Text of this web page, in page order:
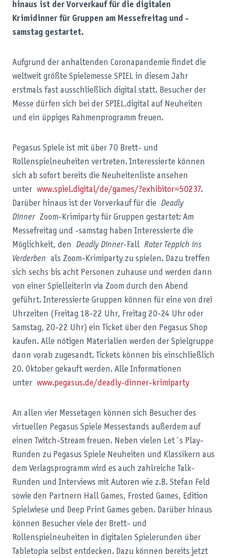
hinaus ist der Vorverkauf für die digitalen
Krimidinner für Gruppen am Messefreitag und -
samstag gestartet.
Aufgrund der anhaltenden Coronapandemie findet die
weltweit größte Spielemesse SPIEL in diesem Jahr
erstmals fast ausschließlich digital statt. Besucher der
Messe dürfen sich bei der SPIEL.digital auf Neuheiten
und ein üppiges Rahmenprogramm freuen.
Pegasus Spiele ist mit über 70 Brett- und
Rollenspielneuheiten vertreten. Interessierte können
sich ab sofort bereits die Neuheitenliste ansehen
unter www.spiel.digital/de/games/?exhibitor=50237.
Darüber hinaus ist der Vorverkauf für die Deadly
DinnerZoom-Krimiparty für Gruppen gestartet: Am
Messefreitag und -samstag haben Interessierte die
Möglichkeit, den Deadly Dinner-Fall Roter Teppich ins
Verderben als Zoom-Krimiparty zu spielen. Dazu treffen
sich sechs bis acht Personen zuhause und werden dann
von einer Spielleiterin via Zoom durch den Abend
geführt. Interessierte Gruppen können für eine von drei
Uhrzeiten (Freitag 18-22 Uhr, Freitag 20-24 Uhr oder
Samstag, 20-22 Uhr) ein Ticket über den Pegasus Shop
kaufen. Alle nötigen Materialien werden der Spielgruppe
dann vorab zugesandt. Tickets können bis einschließlich
20. Oktober gekauft werden. Alle Informationen
unter www.pegasus.de/deadly-dinner-krimiparty
An allen vier Messetagen können sich Besucher des
virtuellen Pegasus Spiele Messestands außerdem auf
einen Twitch-Stream freuen. Neben vielen Let´s Play-
Runden zu Pegasus Spiele Neuheiten und Klassikern aus
dem Verlagsprogramm wird es auch zahlreiche Talk-
Runden und Interviews mit Autoren wie z.B. Stefan Feld
sowie den Partnern Hall Games, Frosted Games, Edition
Spielwiese und Deep Print Games geben. Darüber hinaus
können Besucher viele der Brett- und
Rollenspielneuheiten in digitalen Spielerunden über
Tabletopia selbst entdecken. Dazu können bereits jetzt